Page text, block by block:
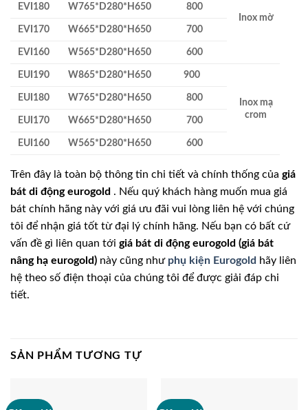
Inox mờ
EVI180 W765*D280*H650 800
EVI170 W665*D280*H650 700
EVI160 W565*D280*H650 600
EUI190 W865*D280*H650 900
Inox mạ
crom
EUI180 W765*D280*H650 800
EUI170 W665*D280*H650 700
EUI160 W565*D280*H650 600
Trên đây là toàn bộ thông tin chi tiết và chính thống của giá
bát di động eurogold . Nếu quý khách hàng muốn mua giá
bát chính hãng này với giá ưu đãi vui lòng liên hệ với chúng
tôi để nhận giá tốt từ đại lý chính hãng. Nếu bạn có bất cứ
vấn đề gì liên quan tới giá bát di động eurogold (giá bát
nâng hạ eurogold) này cũng như phụ kiện Eurogold hãy liên
hệ theo số điện thoại của chúng tôi để được giải đáp chi
tiết.
SẢN PHẨM TƯƠNG TỰ